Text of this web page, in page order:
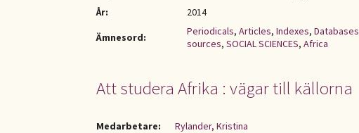
År:
2014
Ämnesord:
Periodicals, Articles, Indexes, Databases
sources, SOCIAL SCIENCES, Africa
Att studera Afrika : vägar till källorna
Medarbetare:
Rylander, Kristina